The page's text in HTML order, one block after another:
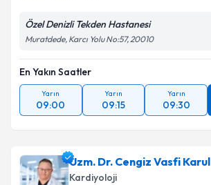
Özel Denizli Tekden Hastanesi
Muratdede, Karcı Yolu No:57, 20010
En Yakın Saatler
Yarın
09:00
Yarın
09:15
Yarın
09:30
Uzm. Dr. Cengiz Vasfi Karul
Kardiyoloji